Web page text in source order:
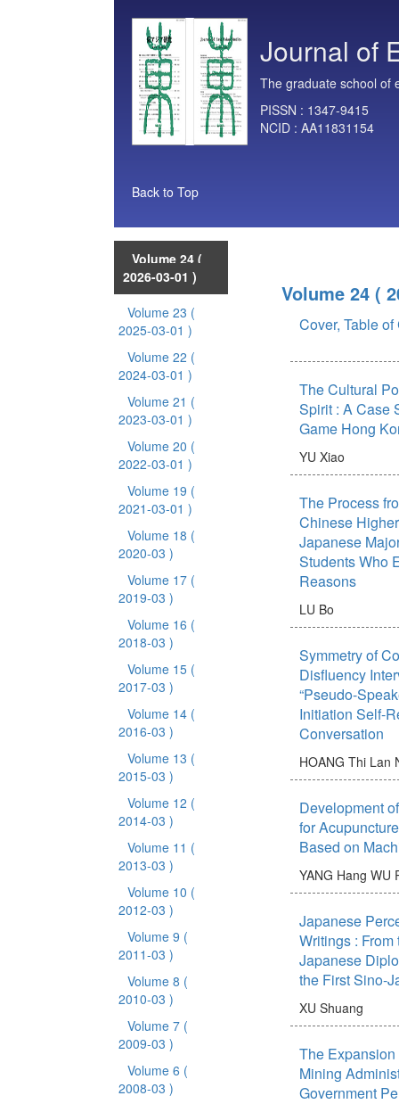
Journal of
The graduate school of
PISSN : 1347-9415
NCID : AA11831154
Back to Top
Volume 24 (
2026-03-01 )
Volume 23 (
2025-03-01 )
Volume 22 (
2024-03-01 )
Volume 21 (
2023-03-01 )
Volume 20 (
2022-03-01 )
Volume 19 (
2021-03-01 )
Volume 18 (
2020-03 )
Volume 17 (
2019-03 )
Volume 16 (
2018-03 )
Volume 15 (
2017-03 )
Volume 14 (
2016-03 )
Volume 13 (
2015-03 )
Volume 12 (
2014-03 )
Volume 11 (
2013-03 )
Volume 10 (
2012-03 )
Volume 9 (
2011-03 )
Volume 8 (
2010-03 )
Volume 7 (
2009-03 )
Volume 6 (
2008-03 )
Volume 24 (
Cover, Table
The Cultural
Spirit : A Case
Game Hong
YU Xiao
The Process
Chinese
Japanese
Students Who
Reasons
LU Bo
Symmetry of
Disfluency
“Pseudo-
Initiation Self-
Conversation
HOANG Thi Lan
Development
for
Based on
YANG Hang WU
Japanese
Writings :
Japanese
the First Sino-
XU Shuang
The
Mining
Government